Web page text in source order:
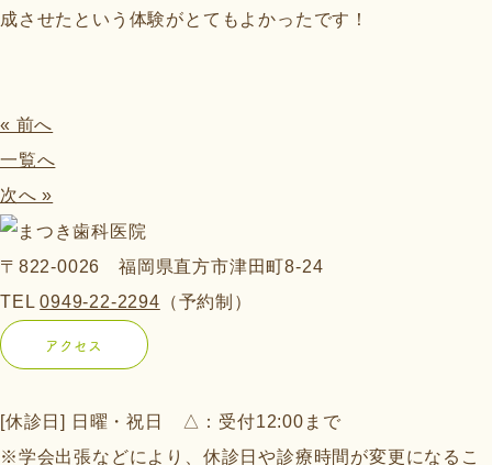
成させたという体験がとてもよかったです！
« 前へ
一覧へ
次へ »
〒822-0026 福岡県直方市津田町8-24
TEL0949-22-2294 （予約制）
アクセス
[休診日] 日曜・祝日 △：受付12:00まで
※学会出張などにより、休診日や診療時間が変更になるこ